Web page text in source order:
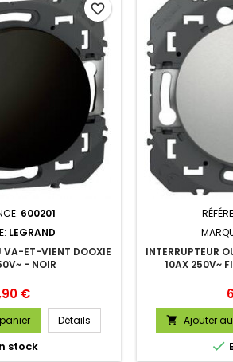
600201
LEGRAND
VA-ET-VIENT DOOXIE
- NOIR
€
Détails
stock
favorite_border
INTERRUPTEUR
10AX 250V~
 Ajouter
